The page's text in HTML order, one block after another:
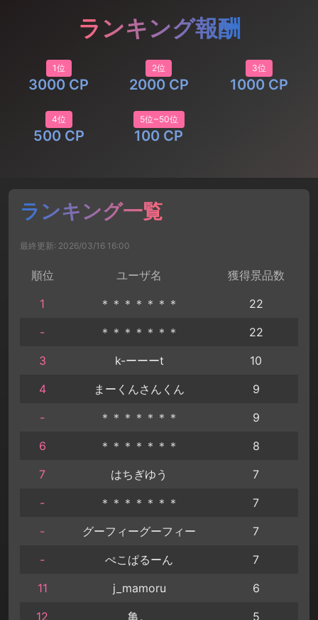
ランキング報酬
1位
3000 CP
2位
2000 CP
3位
1000 CP
4位
500 CP
5位~50位
100 CP
ランキング一覧
最終更新: 2026/03/16 16:00
順位 ユーザ名
獲得景品数
1
＊＊＊＊＊＊＊
22
-
＊＊＊＊＊＊＊
22
3
k-ーーーt
10
4
まーくんさんくん
9
-
＊＊＊＊＊＊＊
9
6
＊＊＊＊＊＊＊
8
7
はちぎゆう
7
-
＊＊＊＊＊＊＊
7
-
グーフィーグーフィー
7
-
ぺこぱるーん
7
11
j_mamoru
6
12
亀。 5